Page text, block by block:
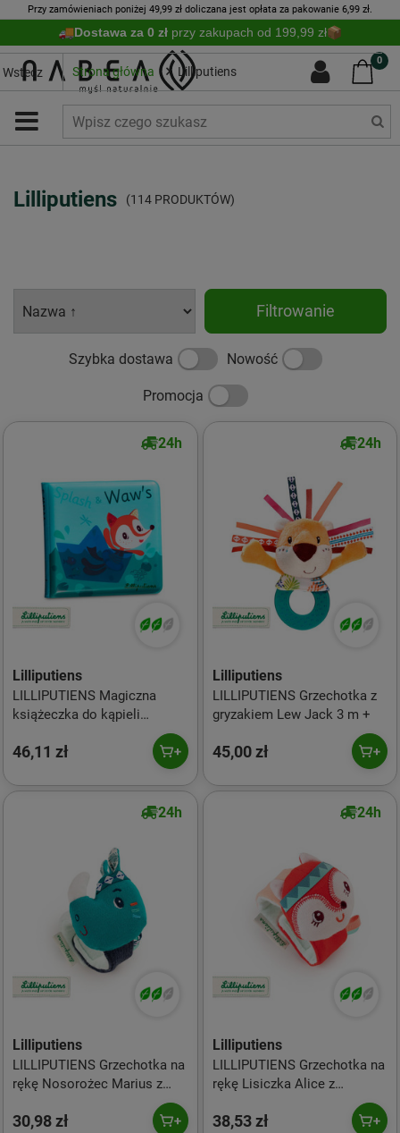
Przy zamówieniach poniżej 49,99 zł doliczana jest opłata za pakowanie 6,99 zł.
Dostawa za 0 zł przy zakupach od 199,99 zł
0
Wstecz Strona główna Lilliputiens
Lilliputiens (114 PRODUKTÓW)
Filtrowanie
Szybka dostawa Nowość
Promocja
24h
Lilliputiens
LILLIPUTIENS Magiczna
książeczka do kąpieli
46,11 zł
24h
Lilliputiens
LILLIPUTIENS Grzechotka z
gryzakiem Lew Jack 3 m +
45,00 zł
24h
Lilliputiens
LILLIPUTIENS Grzechotka na
rękę Nosorożec Marius z
szeleszczącą folią ECO 0 m+
30,98 zł
24h
Lilliputiens
LILLIPUTIENS Grzechotka na
rękę Lisiczka Alice z
szeleszczącą folią ECO 0 m+
38,53 zł